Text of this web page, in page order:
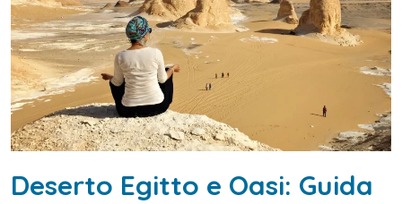
Deserto Egitto e Oasi: Guida